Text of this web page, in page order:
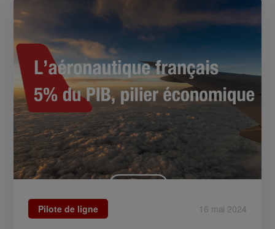
Pilote de ligne 16 mai 2024